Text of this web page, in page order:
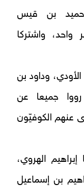
بن قيس
(20) عصر واحد، واشتركا
وداود بن
جميعا عن
عنهم الكوفيّون
الهروي،
بن إسماعيل